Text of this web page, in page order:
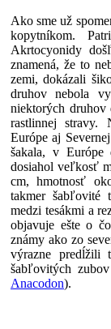
Ako sme už
kopytníkom.
Akrtocyonidy
znamená, že to
zemi, dokázali
druhov nebola
niektorých druhov
rastlinnej stravy.
Európe aj
šakala, v
dosiahol veľkosť
cm, hmotnosť
takmer šabľovité
medzi tesákmi a
objavuje ešte o
známy ako zo
výrazne predĺžili
šabľovitých
Anacodon).